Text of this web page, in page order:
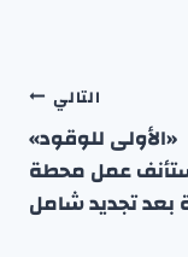
التالي
«الأولى للوقود»
عمل محطة
بعد تجديد شامل